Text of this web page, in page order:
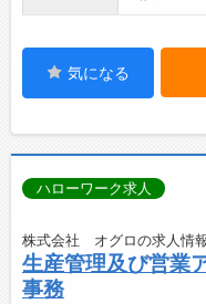
気になる
ハローワーク求人
株式会社 オグロの求人情
生産管理及び営業
事務